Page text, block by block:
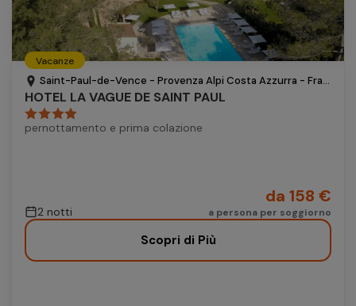
Traghetti
Autonoleggio
Parcheggio
Traghetti
Autonoleggio
Vacanze
Saint-Paul-de-Vence - Provenza Alpi Costa Azzurra - Francia
HOTEL LA VAGUE DE SAINT PAUL
pernottamento e prima colazione
2 notti
da 158 €
a persona per soggiorno
Scopri di Più